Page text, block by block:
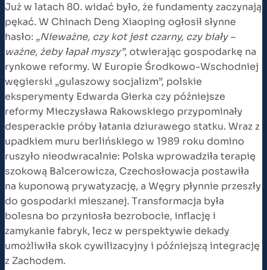
Już w latach 80. widać było, że fundamenty zaczynają
pękać. W Chinach Deng Xiaoping ogłosił słynne
hasło: „Nieważne, czy kot jest czarny, czy biały –
ważne, żeby łapał myszy”, otwierając gospodarkę na
rynkowe reformy. W Europie Środkowo-Wschodniej
węgierski „gulaszowy socjalizm”, polskie
eksperymenty Edwarda Gierka czy późniejsze
reformy Mieczysława Rakowskiego przypominały
desperackie próby łatania dziurawego statku. Wraz z
upadkiem muru berlińskiego w 1989 roku domino
ruszyło nieodwracalnie: Polska wprowadziła terapię
szokową Balcerowicza, Czechosłowacja postawiła
na kuponową prywatyzację, a Węgry płynnie przeszły
do gospodarki mieszanej. Transformacja była
bolesna bo przyniosła bezrobocie, inflację i
zamykanie fabryk, lecz w perspektywie dekady
umożliwiła skok cywilizacyjny i późniejszą integrację
z Zachodem.